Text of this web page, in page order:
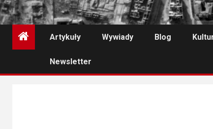
Artykuły Wywiady Blog
Newsletter